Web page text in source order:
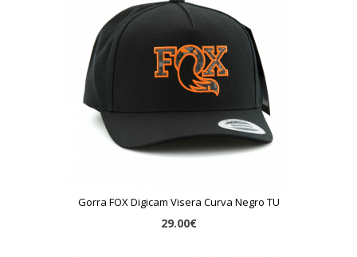
Gorra FOX Digicam Visera Curva Negro TU
29.00€